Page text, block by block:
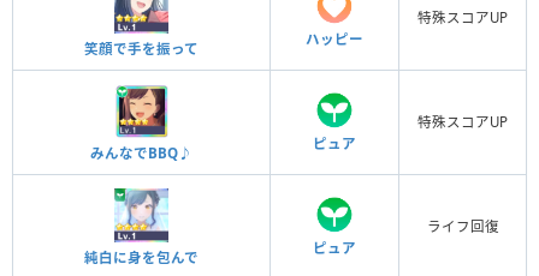
笑顔で手を振って
ハッピー
特殊スコアUP
みんなでBBQ♪
ピュア
特殊スコアUP
純白に身を包んで
ピュア
ライフ回復